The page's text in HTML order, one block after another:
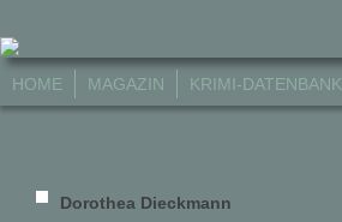
HOME MAGAZIN KRIMI-DATENBANK
Dorothea Dieckmann